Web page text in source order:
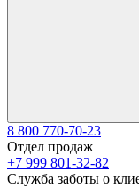
8 800 770-70-23
Отдел продаж
+7 999 801-32-82
Служба заботы о